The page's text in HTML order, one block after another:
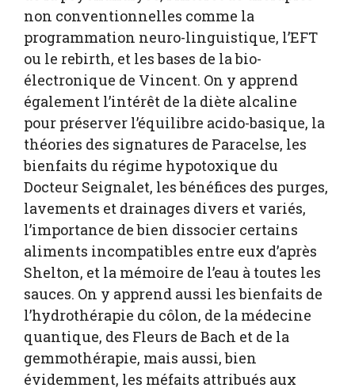
non conventionnelles comme la
programmation neuro-linguistique, l’EFT
ou le rebirth, et les bases de la bio-
électronique de Vincent. On y apprend
également l’intérêt de la diète alcaline
pour préserver l’équilibre acido-basique, la
théories des signatures de Paracelse, les
bienfaits du régime hypotoxique du
Docteur Seignalet, les bénéfices des purges,
lavements et drainages divers et variés,
l’importance de bien dissocier certains
aliments incompatibles entre eux d’après
Shelton, et la mémoire de l’eau à toutes les
sauces. On y apprend aussi les bienfaits de
l’hydrothérapie du côlon, de la médecine
quantique, des Fleurs de Bach et de la
gemmothérapie, mais aussi, bien
évidemment, les méfaits attribués aux